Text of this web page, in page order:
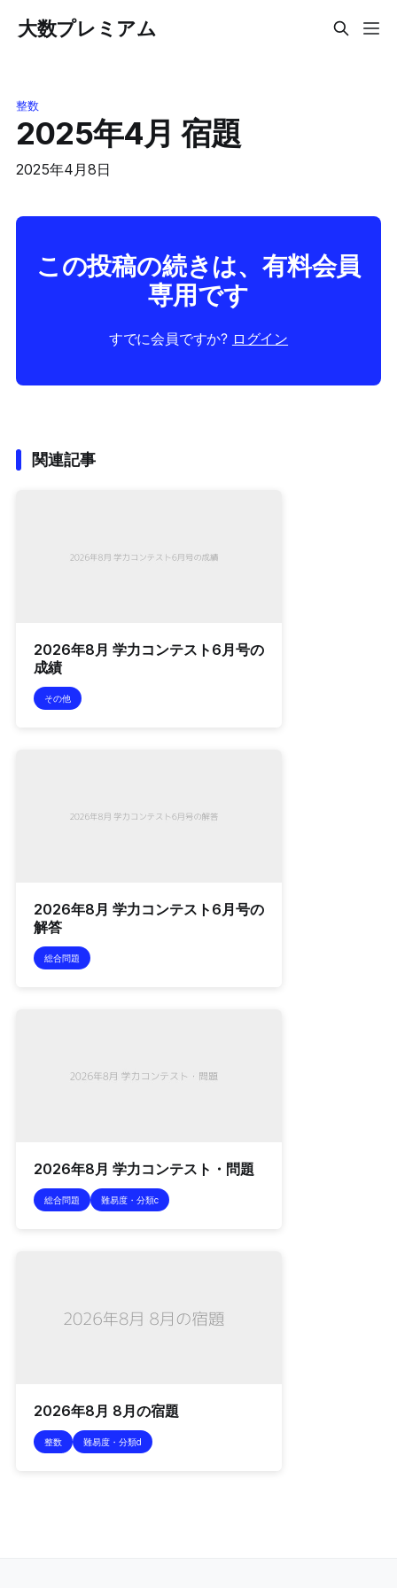
大数プレミアム
整数
2025年4月 宿題
2025年4月8日
この投稿の続きは、有料会員
専用です
すでに会員ですか? ログイン
関連記事
2026年8月 学力コンテスト6月号の
成績
その他
2026年8月 学力コンテスト6月号の
解答
総合問題
2026年8月 学力コンテスト・問題
総合問題 難易度・分類c
2026年8月 8月の宿題
整数 難易度・分類d